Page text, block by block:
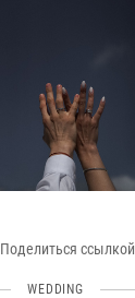
Поделиться ссылкой
WEDDING